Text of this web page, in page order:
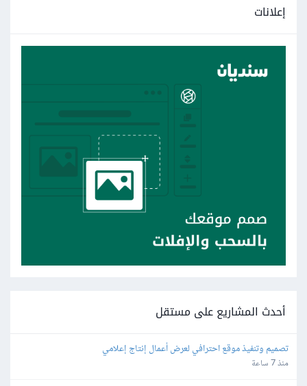
إعلانات
أحدث المشاريع على مستقل
تصميم وتنفيذ موقع احترافي لعرض أعمال إنتاج إعلامي
منذ 7 ساعة